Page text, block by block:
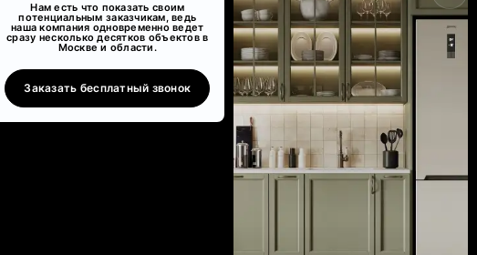
Нам есть что показать своим
потенциальным заказчикам, ведь
наша компания одновременно ведет
сразу несколько десятков объектов в
Москве и области.
Заказать бесплатный звонок